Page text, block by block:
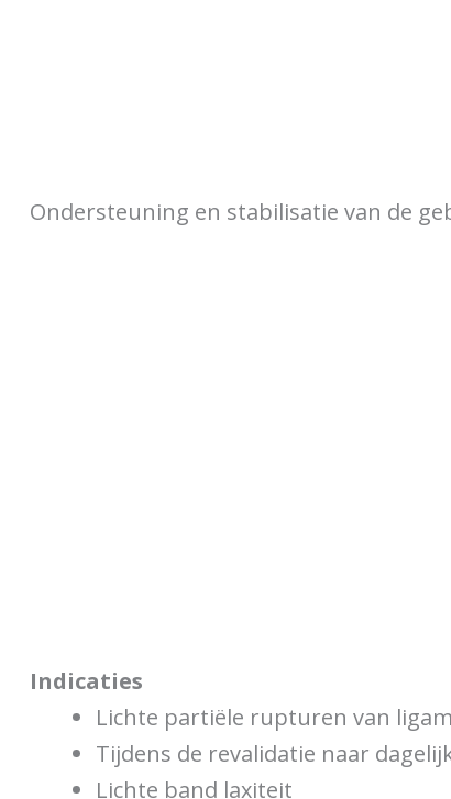
Ondersteuning en stabilisatie van de
Indicaties
Lichte partiële rupturen van
Tijdens de revalidatie naar
Lichte band laxiteit